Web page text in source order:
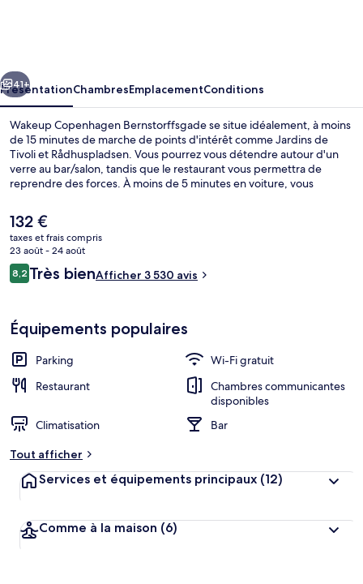
Suivant
41+
PrésentationChambresEmplacementConditions
Wakeup Copenhagen Bernstorffsgade se situe idéalement, à moins
de 15 minutes de marche de points d'intérêt comme Jardins de
Tivoli et Rådhuspladsen. Vous pourrez vous détendre autour d'un
verre au bar/salon, tandis que le restaurant vous permettra de
reprendre des forces. À moins de 5 minutes en voiture, vous
voyageurs apprécient l'emplacement central pour les visites
touristiques, mais aussi pour la courte distance par rapport aux
transports publics : Station de S-tog Vesterport se situe à 12 min à
pied et Station de métro Rådhuspladsen, à 14 min de marche.
Le
prix
actuel
est
de
132 €
taxes et frais compris
23 août - 24 août
Avis
voyageurs
8,28,2 sur 10
Très bienAfficher 3 530 avis
Équipements populaires
Parking
Wi-Fi gratuit
Restaurant
Chambres communicantes
disponibles
Climatisation
Bar
Tout afficher
Services et équipements principaux (12)
Comme à la maison (6)